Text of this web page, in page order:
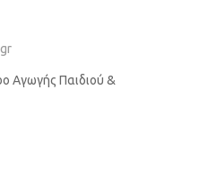
Αγωγής Παιδιού &